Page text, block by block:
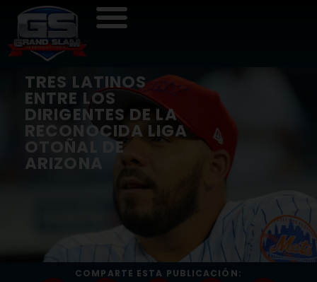
TRES LATINOS
ENTRE LOS
DIRIGENTES DE LA
RECONOCIDA LIGA
OTOÑAL DE
ARIZONA
COMPARTE ESTA PUBLICACIÓN: